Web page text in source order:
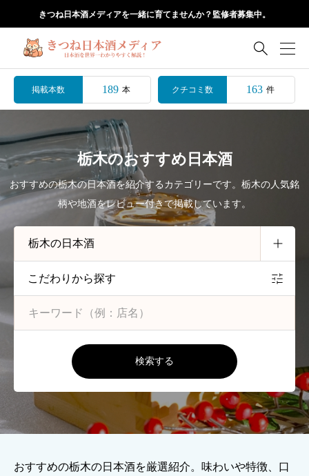
きつね日本酒メディアを一緒に育てませんか？監修者募集中。

掲載本数 189 本 クチコミ数 163 件
栃木のおすすめ日本酒
おすすめの栃木の日本酒を紹介するカテゴリーです。栃木の人気銘
柄や地酒をレビュー付きで掲載しています。
こだわりから探す
検索する
おすすめの栃木の日本酒を厳選紹介。味わいや特徴、口